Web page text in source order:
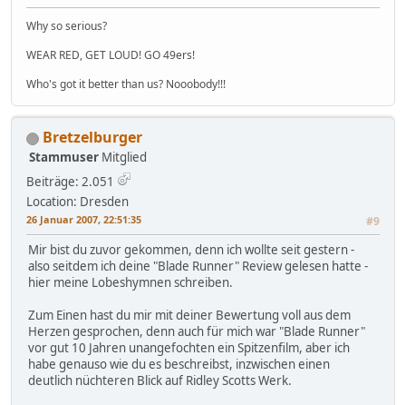
Why so serious?
WEAR RED, GET LOUD! GO 49ers!
Who's got it better than us? Nooobody!!!
Bretzelburger
Stammuser Mitglied
Beiträge: 2.051
Location: Dresden
26 Januar 2007, 22:51:35 #9
Mir bist du zuvor gekommen, denn ich wollte seit gestern -
also seitdem ich deine "Blade Runner" Review gelesen hatte -
hier meine Lobeshymnen schreiben.
Zum Einen hast du mir mit deiner Bewertung voll aus dem
Herzen gesprochen, denn auch für mich war "Blade Runner"
vor gut 10 Jahren unangefochten ein Spitzenfilm, aber ich
habe genauso wie du es beschreibst, inzwischen einen
deutlich nüchteren Blick auf Ridley Scotts Werk.